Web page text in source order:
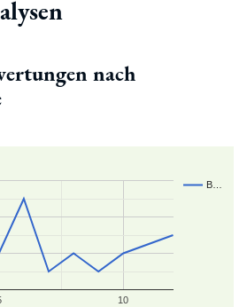
nach
B…
10